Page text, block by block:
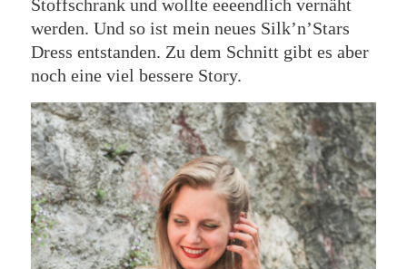
Stoffschrank und wollte eeeendlich vernäht
werden. Und so ist mein neues Silk’n’Stars
Dress entstanden. Zu dem Schnitt gibt es aber
noch eine viel bessere Story.